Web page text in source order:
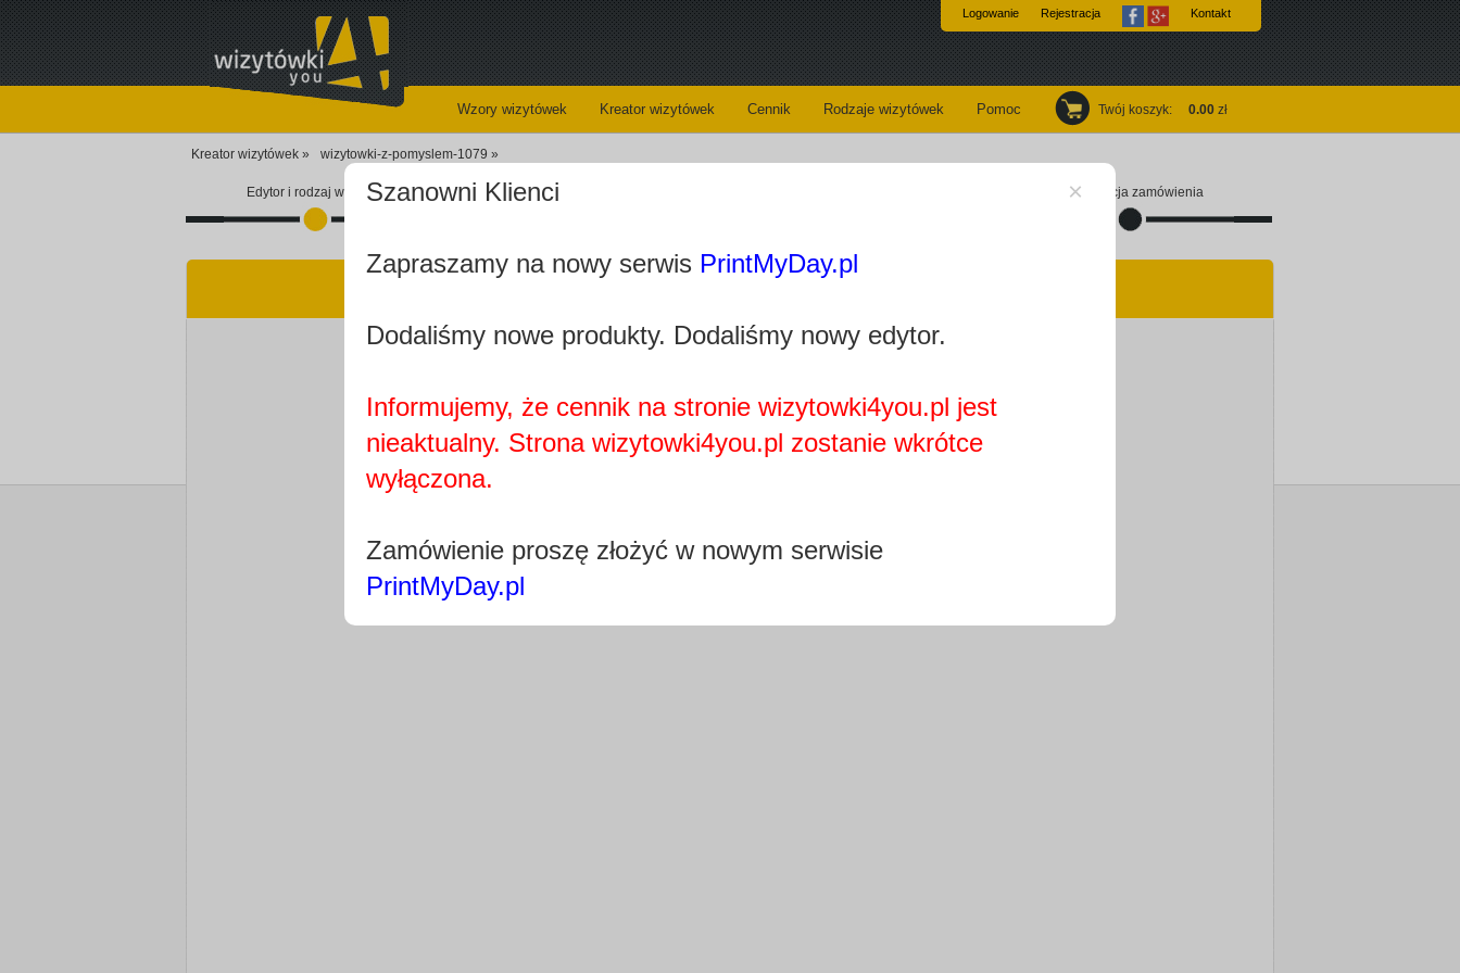
Wzory wizytówek Kreator wizytówek Cennik Rodzaje wizytówek Pomoc
Logowanie Rejestracja Kontakt
Twój koszyk: 0.00 zł
Kreator wizytówek » wizytowki-z-pomyslem-1079 »
Edytor i rodzaj wizytówki Finalizacja zamówienia
Najprawdopobodniej nie posiadasz zainstalowanej wtyczki
×
Szanowni Klienci
Zapraszamy na nowy serwis PrintMyDay.pl
Dodaliśmy nowe produkty. Dodaliśmy nowy edytor.
Informujemy, że cennik na stronie wizytowki4you.pl jest
nieaktualny. Strona wizytowki4you.pl zostanie wkrótce
wyłączona.
Zamówienie proszę złożyć w nowym serwisie
PrintMyDay.pl